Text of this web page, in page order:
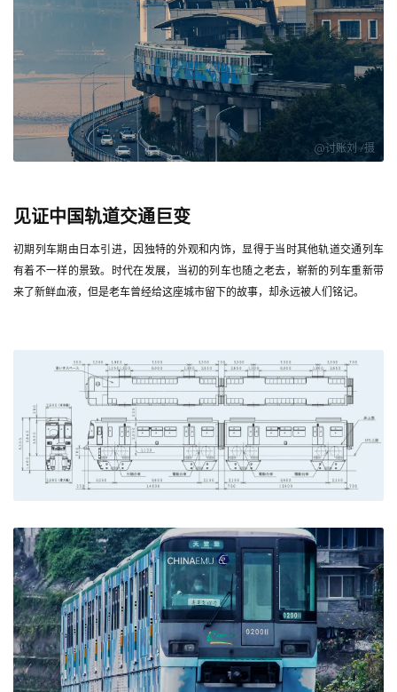
@讨账刘 /摄
见证中国轨道交通巨变
初期列车期由日本引进，因独特的外观和内饰，显得于当时其他轨道交通列车
有着不一样的景致。时代在发展，当初的列车也随之老去，崭新的列车重新带
来了新鲜血液，但是老车曾经给这座城市留下的故事，却永远被人们铭记。